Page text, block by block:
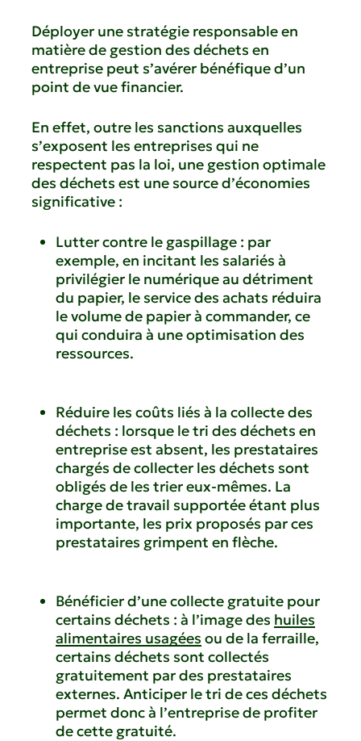
Déployer une stratégie responsable en
matière de gestion des déchets en
entreprise peut s’avérer bénéfique d’un
point de vue financier.
En effet, outre les sanctions auxquelles
s’exposent les entreprises qui ne
respectent pas la loi, une gestion optimale
des déchets est une source d’économies
significative :
Lutter contre le gaspillage : par
exemple, en incitant les salariés à
privilégier le numérique au détriment
du papier, le service des achats réduira
le volume de papier à commander, ce
qui conduira à une optimisation des
ressources.
Réduire les coûts liés à la collecte des
déchets : lorsque le tri des déchets en
entreprise est absent, les prestataires
chargés de collecter les déchets sont
obligés de les trier eux-mêmes. La
charge de travail supportée étant plus
importante, les prix proposés par ces
prestataires grimpent en flèche.
Bénéficier d’une collecte gratuite pour
certains déchets : à l’image des huiles
alimentaires usagées ou de la ferraille,
certains déchets sont collectés
gratuitement par des prestataires
externes. Anticiper le tri de ces déchets
permet donc à l’entreprise de profiter
de cette gratuité.